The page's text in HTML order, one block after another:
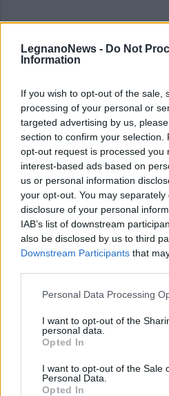
LegnanoNews - Do Not
Information
If you wish to opt-out of the sale,
processing of your personal or
targeted advertising by us,
section to confirm your selection.
opt-out request is processed you
interest-based ads based on
us or personal information
your opt-out. You may
disclosure of your personal
IAB’s list of downstream
also be disclosed by us to third
Downstream Participants that
Personal Data Processing
I want to opt-out of the
personal data.
Opted In
I want to opt-out of the Sale
Personal Data.
Opted In
Anche un inedito
Women